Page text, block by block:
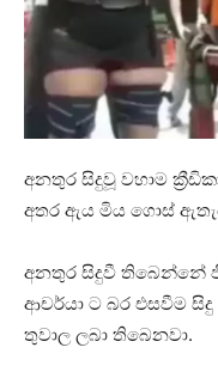
අනතුර සිදුවූ වහාම
අතර ඇය මිය ගොස්
අනතුර සිදුවී තිබෙන්නේ
ආචර්යා ට බර එසවීම
තුවාල ලබා තිබෙනවා.